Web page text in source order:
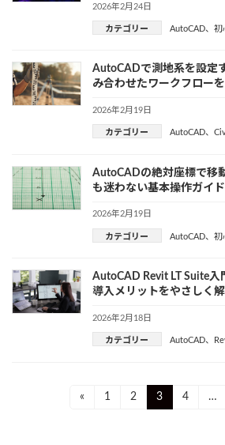
2026年2月24日
カテゴリー AutoCAD、 初
AutoCADで測地系を設定
み合わせたワークフロー
2026年2月19日
カテゴリー AutoCAD、
AutoCADの絶対座標で移
も迷わない基本操作ガイド
2026年2月19日
カテゴリー AutoCAD、 初
AutoCAD Revit LT Suite入
導入メリットをやさしく
2026年2月18日
カテゴリー AutoCAD、
« Page
1 Page
2 Page
3 Page
4 …